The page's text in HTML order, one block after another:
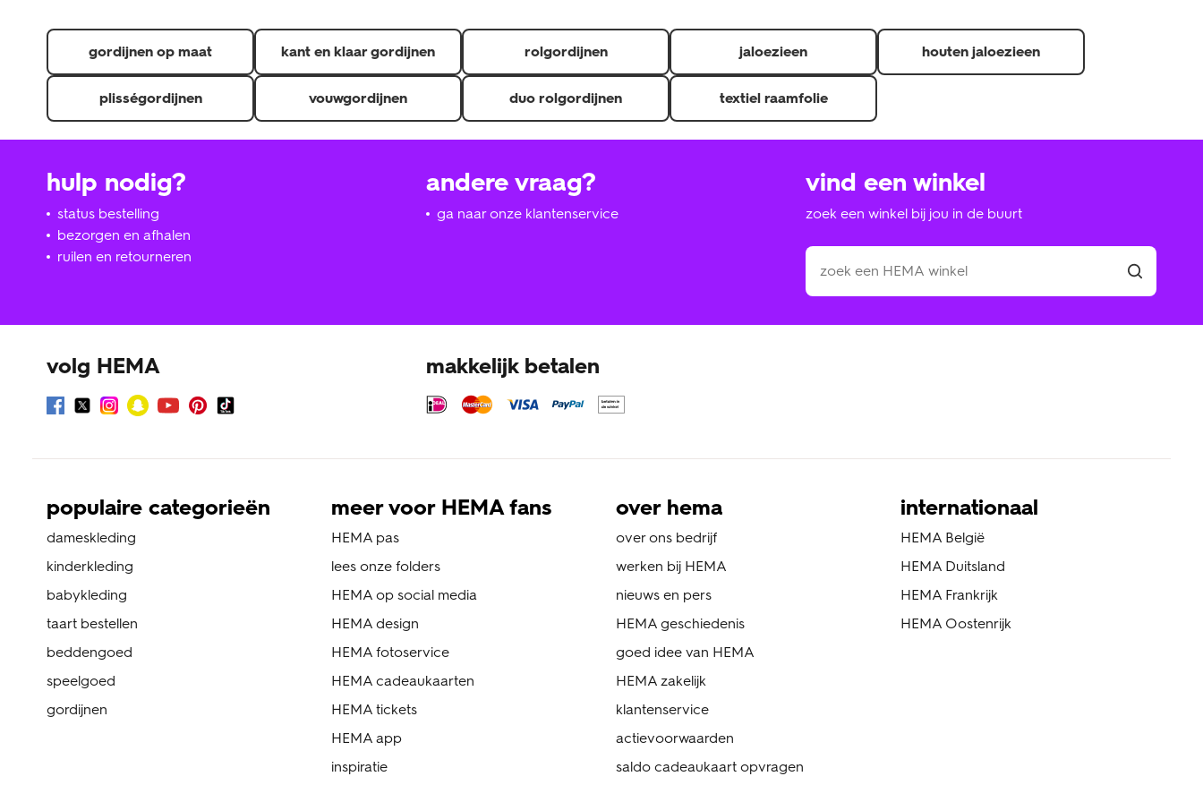
gordijnen op maat kant en klaar gordijnen rolgordijnen jaloezieen houten jaloezieen
plisségordijnen vouwgordijnen duo rolgordijnen textiel raamfolie
hulp nodig?
status bestelling
bezorgen en afhalen
ruilen en retourneren
andere vraag?
ga naar onze klantenservice
vind een winkel
zoek een winkel bij jou in de buurt
volg HEMA makkelijk betalen
populaire categorieën
dameskleding
kinderkleding
babykleding
taart bestellen
beddengoed
speelgoed
gordijnen
meer voor HEMA fans
HEMA pas
lees onze folders
HEMA op social media
HEMA design
HEMA fotoservice
HEMA cadeaukaarten
HEMA tickets
HEMA app
inspiratie
over hema
over ons bedrijf
werken bij HEMA
nieuws en pers
HEMA geschiedenis
goed idee van HEMA
HEMA zakelijk
klantenservice
actievoorwaarden
saldo cadeaukaart opvragen
internationaal
HEMA België
HEMA Duitsland
HEMA Frankrijk
HEMA Oostenrijk